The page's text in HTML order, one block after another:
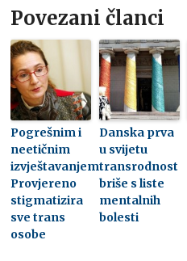
Povezani članci
Pogrešnim i
neetičnim
izvještavanjem
Provjereno
stigmatizira
sve trans
osobe
Danska prva
u svijetu
transrodnost
briše s liste
mentalnih
bolesti